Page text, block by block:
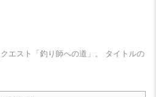
エスト「釣り師への道」。 タイトルの